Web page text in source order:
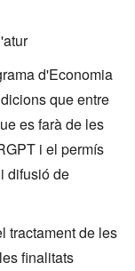
d'Economia
que entre
es farà de les
i el permís
difusió de
tractament de les
finalitats